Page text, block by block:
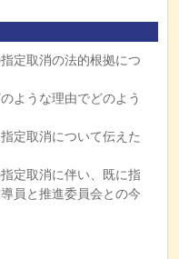
定取消の法的根拠につ
ような理由でどのよう
定取消について伝えた
定取消に伴い、既に指
員と推進委員会との今